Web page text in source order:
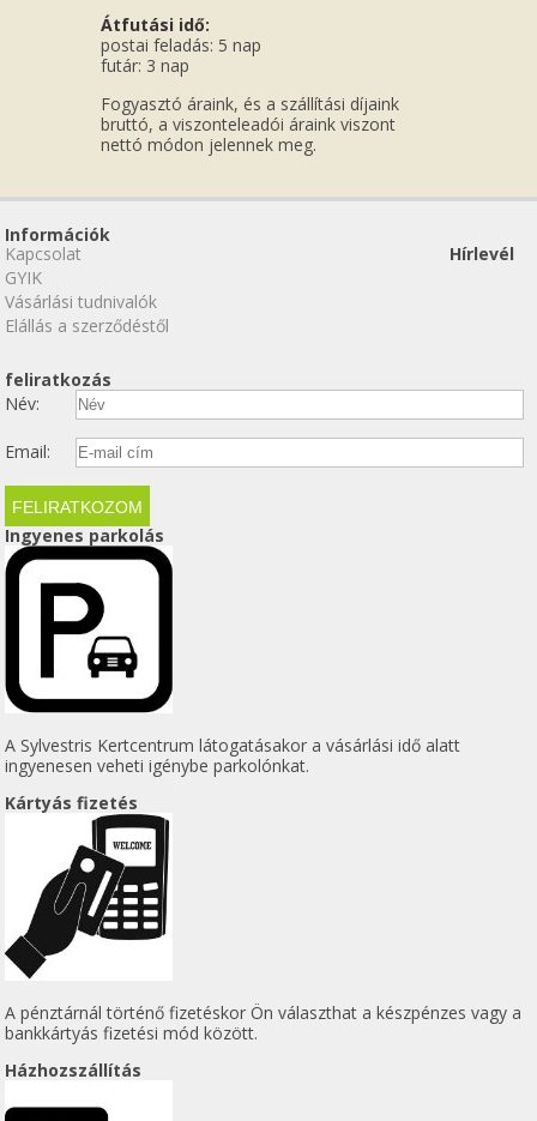
Átfutási idő:
postai feladás: 5 nap
futár: 3 nap
Fogyasztó áraink, és a szállítási díjaink
bruttó, a viszonteleadói áraink viszont
nettó módon jelennek meg.
Információk
Kapcsolat
GYIK
Vásárlási tudnivalók
Elállás a szerződéstől
Hírlevél
feliratkozás
Név:
Email:
Ingyenes parkolás
A Sylvestris Kertcentrum látogatásakor a vásárlási idő alatt
ingyenesen veheti igénybe parkolónkat.
Kártyás fizetés
A pénztárnál történő fizetéskor Ön választhat a készpénzes vagy a
bankkártyás fizetési mód között.
Házhozszállítás